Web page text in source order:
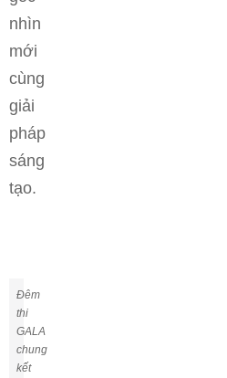
nhìn
mới
cùng
giải
pháp
sáng
tạo.
Đêm
thi
GALA
chung
kết